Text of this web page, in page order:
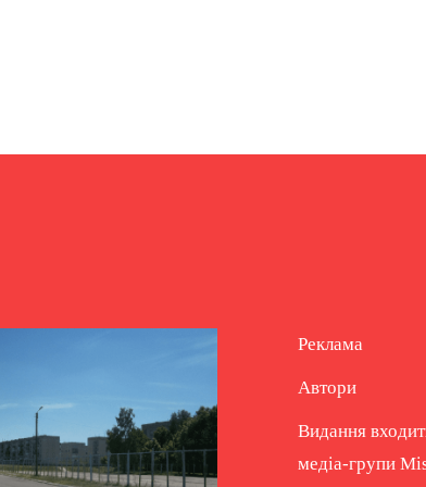
Реклама
Автори
Видання
медіа-групи